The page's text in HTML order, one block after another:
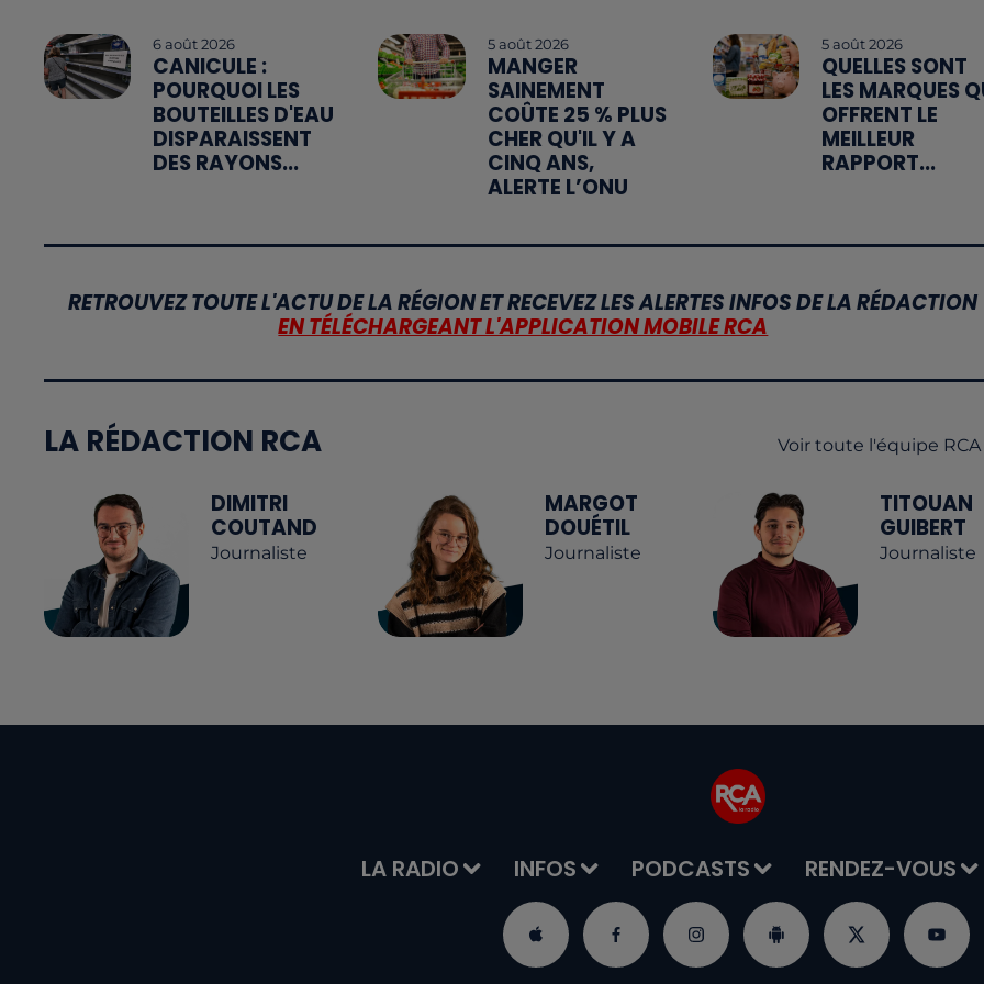
6 août 2026
CANICULE :
POURQUOI LES
BOUTEILLES D'EAU
DISPARAISSENT
DES RAYONS...
5 août 2026
MANGER
SAINEMENT
COÛTE 25 % PLUS
CHER QU'IL Y A
CINQ ANS,
ALERTE L’ONU
5 août 2026
QUELLES SONT
LES MARQUES
OFFRENT LE
MEILLEUR
RAPPORT...
RETROUVEZ TOUTE L'ACTU DE LA RÉGION ET RECEVEZ LES ALERTES INFOS DE LA RÉDACTION
EN TÉLÉCHARGEANT L'APPLICATION MOBILE RCA
LA RÉDACTION RCA Voir toute l'équipe RCA
DIMITRI
COUTAND
Journaliste
MARGOT
DOUÉTIL
Journaliste
TITOUAN
GUIBERT
Journaliste
LA RADIO INFOS PODCASTS RENDEZ-VOUS